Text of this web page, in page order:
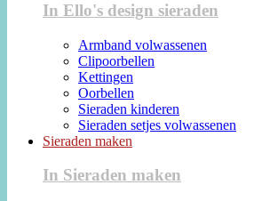
In Ello's design sieraden
Armband volwassenen
Clipoorbellen
Kettingen
Oorbellen
Sieraden kinderen
Sieraden setjes volwassenen
Sieraden maken
In Sieraden maken